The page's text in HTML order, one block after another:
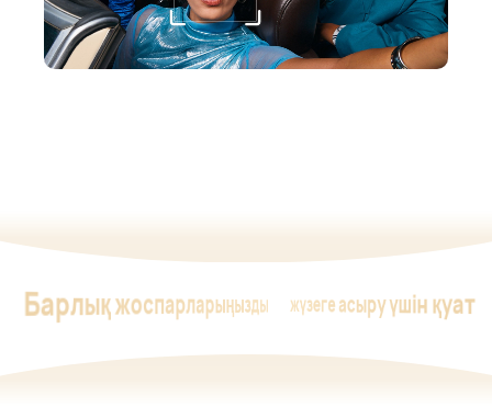
Барлық жоспарларыңызды жүзеге асыру үшін қуат